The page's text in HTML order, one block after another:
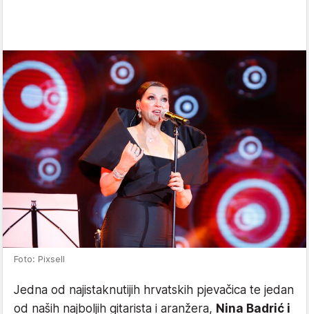
Foto: Pixsell
Jedna od najistaknutijih hrvatskih pjevačica te jedan
od naših najboljih gitarista i aranžera, Nina Badrić i